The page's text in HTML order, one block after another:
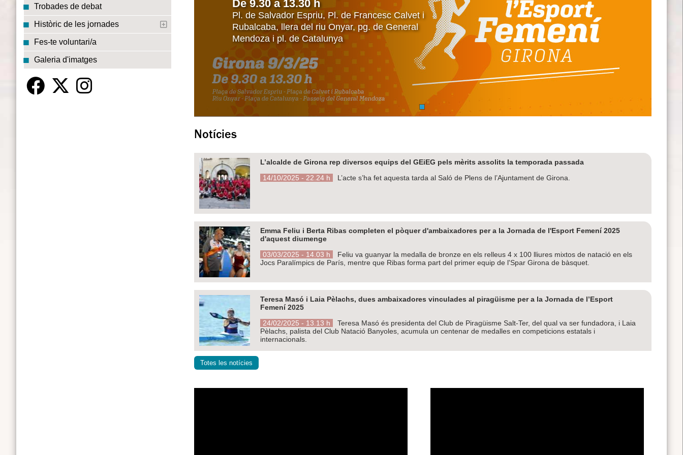
Trobades de debat
Històric de les jornades
Fes-te voluntari/a
Galeria d'imatges
De 9.30 a 13.30 h
Pl. de Salvador Espriu, Pl. de Francesc Calvet i
Rubalcaba, llera del riu Onyar, pg. de General
Mendoza i pl. de Catalunya
Notícies
L’alcalde de Girona rep diversos equips del GEiEG pels mèrits assolits la temporada passada
14/10/2025 - 22.24 h
L’acte s’ha fet aquesta tarda al Saló de Plens de l’Ajuntament de Girona.
Emma Feliu i Berta Ribas completen el pòquer d'ambaixadores per a la Jornada de l'Esport Femení 2025
d'aquest diumenge
03/03/2025 - 14.03 h
Feliu va guanyar la medalla de bronze en els relleus 4 x 100 lliures mixtos de natació en els
Jocs Paralímpics de París, mentre que Ribas forma part del primer equip de l'Spar Girona de bàsquet.
Teresa Masó i Laia Pèlachs, dues ambaixadores vinculades al piragüisme per a la Jornada de l’Esport
Femení 2025
24/02/2025 - 13.13 h
Teresa Masó és presidenta del Club de Piragüisme Salt-Ter, del qual va ser fundadora, i Laia
Pèlachs, palista del Club Natació Banyoles, acumula un centenar de medalles en competicions estatals i
internacionals.
Totes les notícies